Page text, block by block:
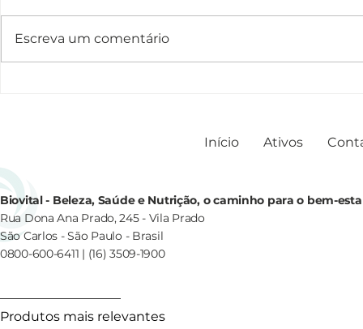
Escreva um comentário
Biovital - Beleza, Saúde e Nutrição, o caminho para o bem-
Rua Dona Ana Prado, 245 - Vila Prado
São Carlos - São Paulo - Brasil
0800-600-6411 | (16) 3509-1900
Início Ativos
Produtos mais relevantes